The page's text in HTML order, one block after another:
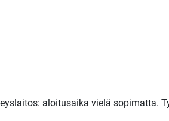
aloitusaika vielä sopimatta.